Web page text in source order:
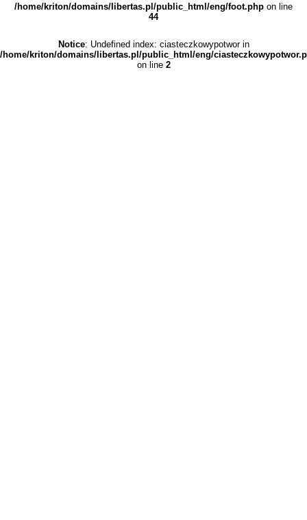
/home/kriton/domains/libertas.pl/public_html/eng/foot.php on line
44
Notice: Undefined index: ciasteczkowypotwor in
/home/kriton/domains/libertas.pl/public_html/eng/
on line 2